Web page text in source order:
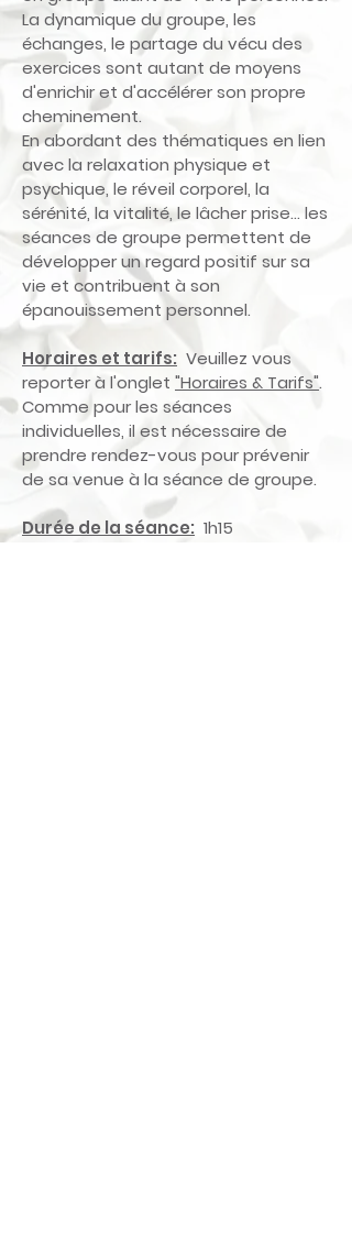
La dynamique du groupe, les
échanges, le partage du vécu des
exercices sont autant de moyens
d'enrichir et d'accélérer son propre
cheminement.
En abordant des thématiques en lien
avec la relaxation physique et
psychique, le réveil corporel, la
sérénité, la vitalité, le lâcher prise… les
séances de groupe permettent de
développer un regard positif sur sa
vie et contribuent à son
épanouissement personnel.
Horaires et tarifs: Veuillez vous
reporter à l'onglet "Horaires & Tarifs".
Comme pour les séances
individuelles, il est nécessaire de
prendre rendez-vous pour prévenir
de sa venue à la séance de groupe.
Durée de la séance: 1h15